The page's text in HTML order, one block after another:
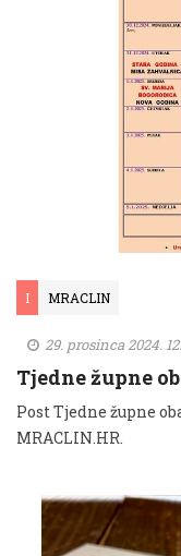
I MRACLIN
29. prosinca 2024.
Tjedne župne
Post Tjedne župne
MRACLIN.HR.